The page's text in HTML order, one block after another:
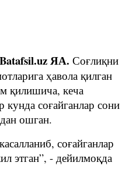
ЯА. Соғлиқни
ҳавола қилган
қилишича, кеча
соғайганлар сони
ошган.
соғайганлар
этган”, - дейилмоқда